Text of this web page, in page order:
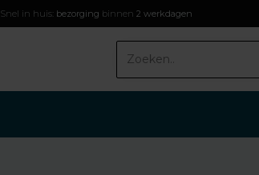
Snel in huis: bezorging binnen 2 werkdagen